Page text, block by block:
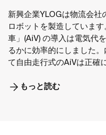
新興企業YLOGは物流会社
ロボットを製造していま
車」(AiV) の導入は電気代
るかに効率的にしました
て自由走行式のAiVは正確
もっと読む